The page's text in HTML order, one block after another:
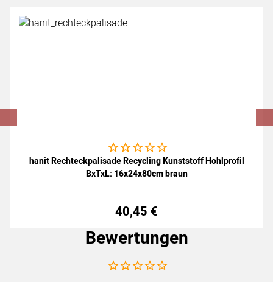
Noch keine Bewertungen abgegeben
hanit Rechteckpalisade Recycling Kunststoff Hohlprofil
BxTxL: 16x24x80cm braun
40,45 €
Bewertungen
Noch keine Bewertungen abgegeben